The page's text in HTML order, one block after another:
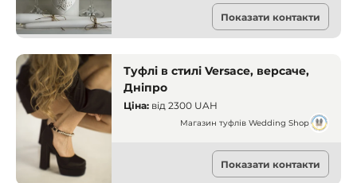
Прокат одягу
Кривий Ріг
Показати контакти
Туфлі в стилі Versace, версаче,
Дніпро
Ціна: від 2300 UAH
Магазин туфлів Wedding Shop
Прокат одягу
Дніпро
Показати контакти